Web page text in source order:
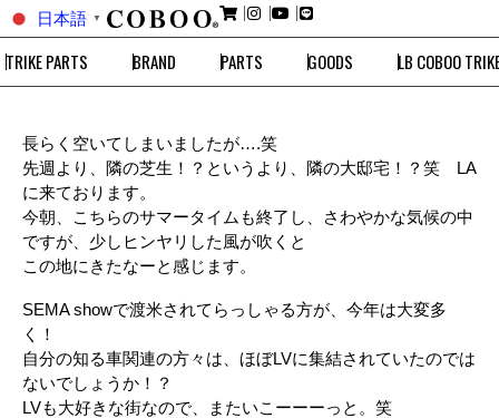
日本語 ▼
TRIKE PARTS BRAND PARTS GOODS LB COBOO
長らく空いてしまいましたが….笑
先週より、隣の芝生！？というより、隣の大邸宅！？笑 LA
に来ております。
今朝、こちらのサマータイムも終了し、さわやかな気候の中
ですが、少しヒンヤリした風が吹くと
この地にきたなーと感じます。
SEMA showで渡米されてらっしゃる方が、今年は大変多
く！
自分の知る車関連の方々は、ほぼLVに集結されていたのでは
ないでしょうか！？
LVも大好きな街なので、またいこーーーっと。笑